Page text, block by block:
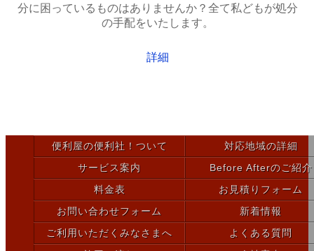
分に困っているものはありませんか？全て私どもが処分
の手配をいたします。
詳細
便利屋の便利社！ついて
対応地域の詳細
サービス案内
Before Afterのご紹介
料金表
お見積りフォーム
お問い合わせフォーム
新着情報
ご利用いただくみなさまへ
よくある質問